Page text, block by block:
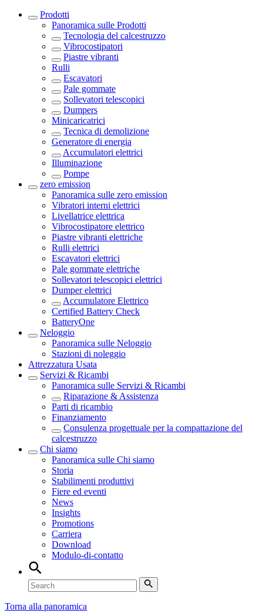
Prodotti
Panoramica sulle Prodotti
Tecnologia del calcestruzzo
Vibrocostipatori
Piastre vibranti
Rulli
Escavatori
Pale gommate
Sollevatori telescopici
Dumpers
Minicaricatrici
Tecnica di demolizione
Generatore di energia
Accumulatori elettrici
Illuminazione
Pompe
zero emission
Panoramica sulle zero emission
Vibratori interni elettrici
Livellatrice elettrica
Vibrocostipatore elettrico
Piastre vibranti elettriche
Rulli elettrici
Escavatori elettrici
Pale gommate elettriche
Sollevatori telescopici elettrici
Dumper elettrici
Accumulatore Elettrico
Certified Battery Check
BatteryOne
Neloggio
Panoramica sulle Neloggio
Stazioni di noleggio
Attrezzatura Usata
Servizi & Ricambi
Panoramica sulle Servizi & Ricambi
Riparazione & Assistenza
Parti di ricambio
Finanziamento
Consulenza progettuale per la compattazione del
calcestruzzo
Chi siamo
Panoramica sulle Chi siamo
Storia
Stabilimenti produttivi
Fiere ed eventi
News
Insights
Promotions
Carriera
Download
Modulo-di-contatto
Torna alla panoramica